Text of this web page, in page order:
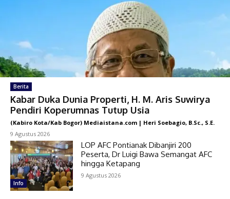
Berita
Kabar Duka Dunia Properti, H. M. Aris Suwirya
Pendiri Koperumnas Tutup Usia
(Kabiro Kota/Kab Bogor) Mediaistana.com | Heri Soebagio, B.Sc., S.E.
-
9 Agustus 2026
Info
LOP AFC Pontianak Dibanjiri 200
Peserta, Dr Luigi Bawa Semangat AFC
hingga Ketapang
9 Agustus 2026